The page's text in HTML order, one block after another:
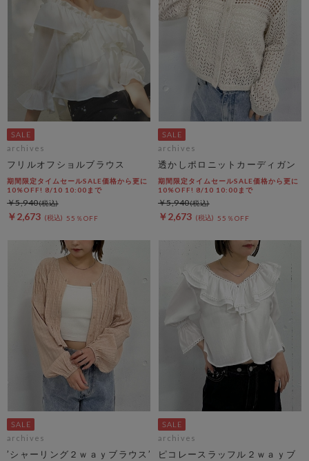
archives
フリルオフショルブラウス
期間限定タイムセールSALE価格から更に
10%OFF! 8/10 10:00まで
￥2,673 55％OFF
￥5,940
archives
透かしポロニットカーディガン
期間限定タイムセールSALE価格から更に
10%OFF! 8/10 10:00まで
￥2,673 55％OFF
￥5,940
archives
’シャーリング２ｗａｙブラウス’
archives
ピコレースラッフル２ｗａｙブ